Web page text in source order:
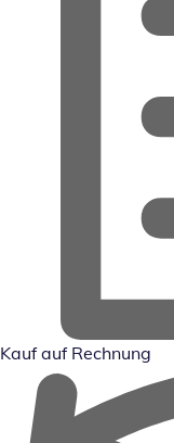
Kauf auf Rechnung